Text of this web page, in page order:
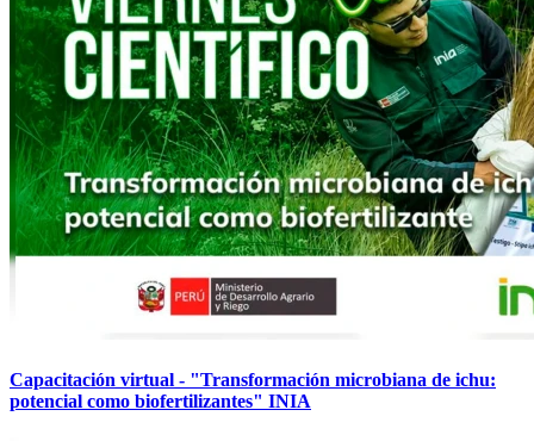
Capacitación virtual - "Transformación microbiana de ichu:
potencial como biofertilizantes" INIA